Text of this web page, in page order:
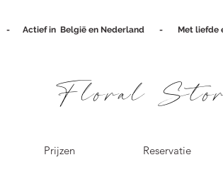
- Actief in België en Nederland - Met liefde
Prijzen Reservatie
Floral